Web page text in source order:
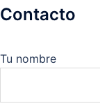
Contacto
Tu nombre